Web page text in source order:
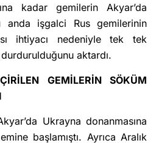
kadar gemilerin Akyar’da
anda işgalci Rus gemilerinin
ihtiyacı nedeniyle tek tek
aktardı.
GEMİLERİN SÖKÜM
Ukrayna donanmasına
başlamıştı. Ayrıca Aralık